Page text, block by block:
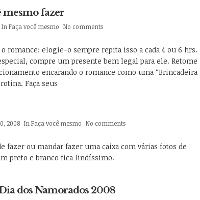
mesmo fazer
In Faça você mesmo No comments
o romance: elogie-o sempre repita isso a cada 4 ou 6 hrs.
compre um presente bem legal para ele. Retome
encarando o romance como uma “Brincadeira
Faça seus
2008 In Faça você mesmo No comments
fazer ou mandar fazer uma caixa com várias fotos de
preto e branco fica lindíssimo.
dos Namorados 2008